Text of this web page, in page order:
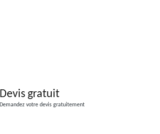
Devis gratuit
Demandez votre devis gratuitement